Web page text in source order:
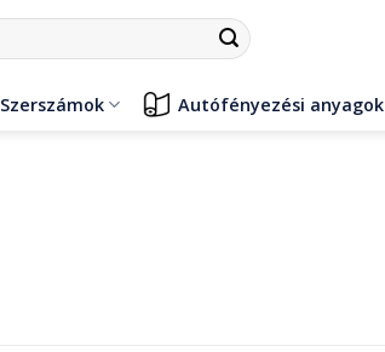
Szerszámok Autófényezési anyagok